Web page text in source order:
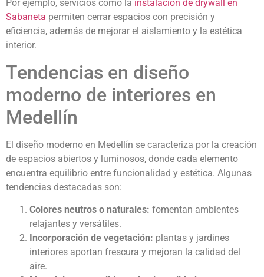
Por ejemplo, servicios como la instalación de drywall en
Sabaneta permiten cerrar espacios con precisión y
eficiencia, además de mejorar el aislamiento y la estética
interior.
Tendencias en diseño
moderno de interiores en
Medellín
El diseño moderno en Medellín se caracteriza por la creación
de espacios abiertos y luminosos, donde cada elemento
encuentra equilibrio entre funcionalidad y estética. Algunas
tendencias destacadas son:
Colores neutros o naturales: fomentan ambientes
relajantes y versátiles.
Incorporación de vegetación: plantas y jardines
interiores aportan frescura y mejoran la calidad del
aire.